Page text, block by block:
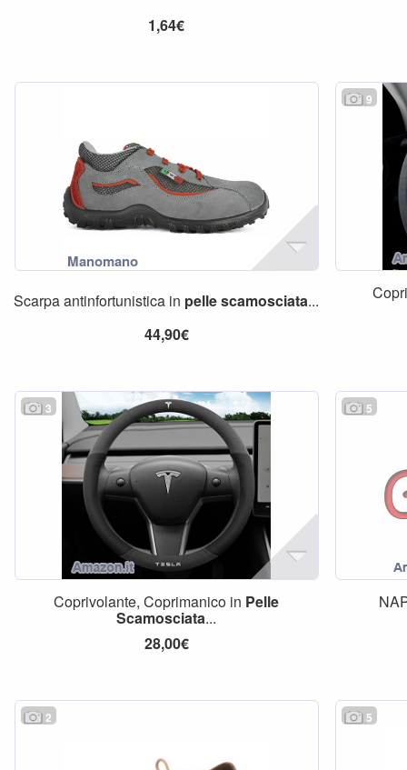
1,64€
Scarpa antinfortunistica in pellescamosciata...
44,90€
9
3
Coprivolante, Coprimanico in Pelle
Scamosciata...
28,00€
5
2 5